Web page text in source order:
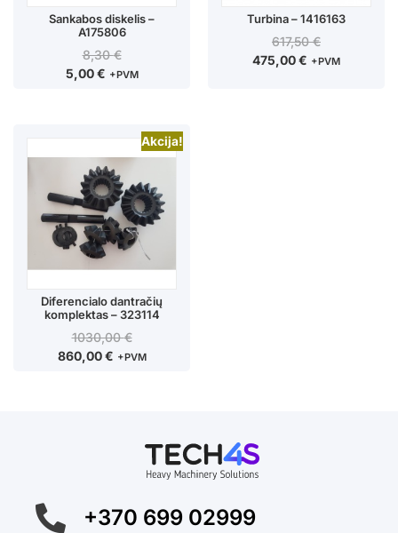
Sankabos diskelis –
A175806
8,30€
5,00€ +PVM
Turbina – 1416163
617,50€
475,00€ +PVM
Akcija!
Diferencialo dantračių
komplektas – 323114
1030,00€
860,00€ +PVM
+370 699 02999